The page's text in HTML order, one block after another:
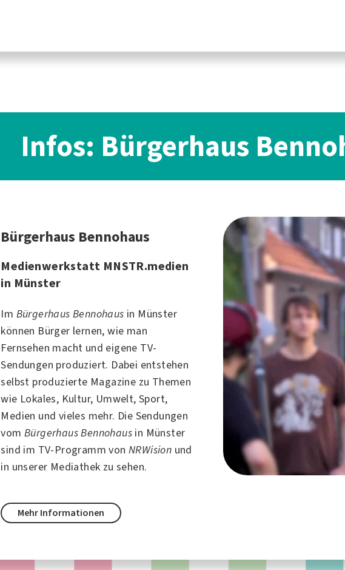
Infos: Bürgerhaus
Bürgerhaus Bennohaus
Medienwerkstatt MNSTR.medien
in Münster
Im Bürgerhaus Bennohaus in Münster
können Bürger lernen, wie man
Fernsehen macht und eigene TV-
Sendungen produziert. Dabei entstehen
selbst produzierte Magazine zu Themen
wie Lokales, Kultur, Umwelt, Sport,
Medien und vieles mehr. Die Sendungen
vomBürgerhaus Bennohaus in Münster
sind im TV-Programm vonNRWision und
in unserer Mediathek zu sehen.
Mehr Informationen